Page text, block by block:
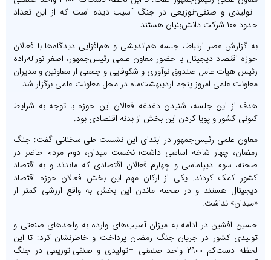
–تولیدی و صنفی-توزیعی در جنگ آسیب دیده است که از این تعداد
حدود ۱۰۰ شرکت دانش‌بنیان هستند
به گزارش عصر ارتباط، جلسه هم‌اندیشی و هم‌افزایی دیدگاه‌ها با فعالان
حوزه اقتصاد دیجیتال با حضور معاون علمی رئیس‌جمهور، اصغر نوراله‌زاده
رئیس هیات عامل صندوق نوآوری و شکوفایی و جمعی از معاونین و مدیران
معاونت علمی امروز پنجم اردیبهشت‌ماه در محل معاونت علمی برگزار شد.
هدف از این جلسه، شنیدن دغدغه فعالان این حوزه با توجه به شرایط
کنونی کشور و پویا کردن این بخش از بدنه اقتصادی بود.
معاون علمی رئیس‌جمهور در ابتدای این نشست طی سخنانی گفت: جنگ
رمضان، چهار شاخه اساسی داشت؛ نخست میدان، دوم مردم حاضر در
صحنه، سوم دیپلماسی و چهارم فعالان اقتصادی‌ که ماندند و به اقتصاد
کشور کمک کردند. یکی از ارکان مهم این بخش فعالان حوزه اقتصاد
دیجیتال هستند و در صحنه ماندن این بخش به واقع ارزشی کمتر از
«میدان» نداشت.
حسین افشین در ادامه به میزان آسیب‌های وارده به واحدهای صنعتی و
تولیدی کشور در جریان جنگ رمضان پرداخت و خاطرنشان کرد: تا این
لحظه دست‌کم ۲۹۰۰ واحد صنعتی –تولیدی و صنفی-توزیعی در جنگ